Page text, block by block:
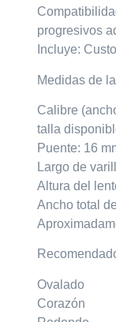
progresivos
Incluye:
Medidas de
Calibre
talla
Puente: 16
Largo de
Altura del
Ancho total
Ovalado
Corazón